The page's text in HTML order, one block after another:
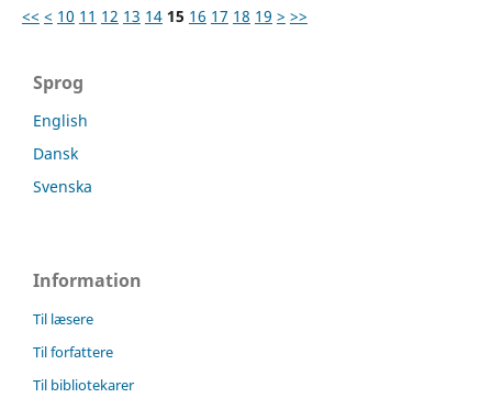
<< < 10 11 12 13 14 15 16 17 18 19 > >>
Sprog
English
Dansk
Svenska
Information
Til læsere
Til forfattere
Til bibliotekarer